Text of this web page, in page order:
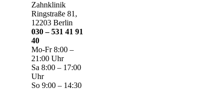
Zahnklinik
Ringstraße 81,
12203 Berlin
030 – 531 41 91
40
Mo-Fr 8:00 –
21:00 Uhr
Sa 8:00 – 17:00
Uhr
So 9:00 – 14:30